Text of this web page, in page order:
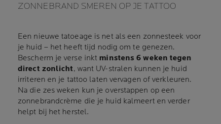
ZONNEBRAND SMEREN OP JE TATTOO
Een nieuwe tatoeage is net als een zonnesteek voor
je huid – het heeft tijd nodig om te genezen.
Bescherm je verse inkt minstens 6 weken tegen
direct zonlicht, want UV-stralen kunnen je huid
irriteren en je tattoo laten vervagen of verkleuren.
Na die zes weken kun je overstappen op een
zonnebrandcrème die je huid kalmeert en verder
helpt bij het herstel.